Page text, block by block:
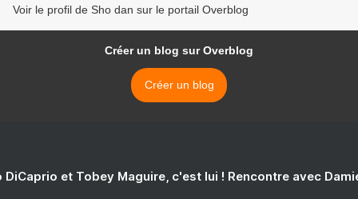
Voir le profil de Sho dan sur le portail Overblog
Créer un blog sur Overblog
Créer un blog
DiCaprio et Tobey Maguire, c'est lui ! Rencontre avec